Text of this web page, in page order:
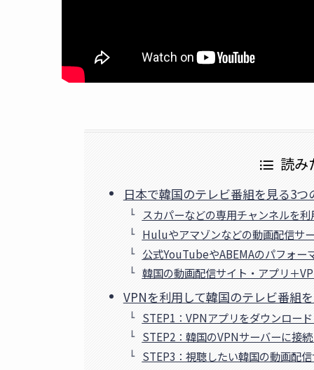
読み
日本で韓国のテレビ番組を見る3つ
スカパーなどの専用チャンネルを利
Huluやアマゾンなどの動画配信サ
公式YouTubeやABEMAのパフォー
韓国の動画配信サイト・アプリ＋
VPNを利用して韓国のテレビ番組
STEP1：VPNアプリをダウンロー
STEP2：韓国のVPNサーバーに接
STEP3：視聴したい韓国の動画配